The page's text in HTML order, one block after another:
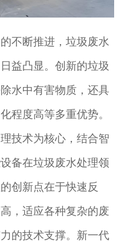
不断推进，垃圾废水
益凸显。创新的垃圾
水中有害物质，还具
程度高等多重优势。
技术为核心，结合智
备在垃圾废水处理领
创新点在于快速反
，适应各种复杂的废
的技术支撑。新一代